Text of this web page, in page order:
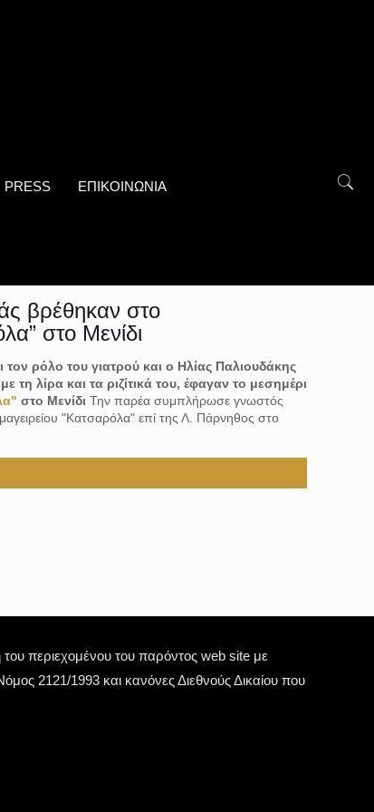
PRESS ΕΠΙΚΟΙΝΩΝΙΑ
βρέθηκαν στο
στο Μενίδι
ρόλο του γιατρού και ο Ηλίας Παλιουδάκης
λίρα και τα ριζίτικά του, έφαγαν το μεσημέρι
στο Μενίδι Την παρέα συμπλήρωσε γνωστός
"Κατσαρόλα" επί της Λ. Πάρνηθος στο
περιεχομένου του παρόντος web site με
2121/1993 και κανόνες Διεθνούς Δικαίου που